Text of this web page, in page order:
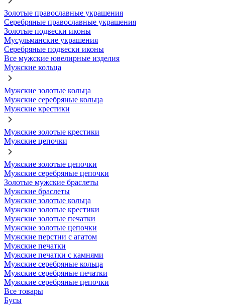
Золотые православные украшения
Серебряные православные украшения
Золотые подвески иконы
Мусульманские украшения
Серебряные подвески иконы
Все мужские ювелирные изделия
Мужские кольца
Мужские золотые кольца
Мужские серебряные кольца
Мужские крестики
Мужские золотые крестики
Мужские цепочки
Мужские золотые цепочки
Мужские серебряные цепочки
Золотые мужские браслеты
Мужские браслеты
Мужские золотые кольца
Мужские золотые крестики
Мужские золотые печатки
Мужские золотые цепочки
Мужские перстни с агатом
Мужские печатки
Мужские печатки с камнями
Мужские серебряные кольца
Мужские серебряные печатки
Мужские серебряные цепочки
Все товары
Бусы